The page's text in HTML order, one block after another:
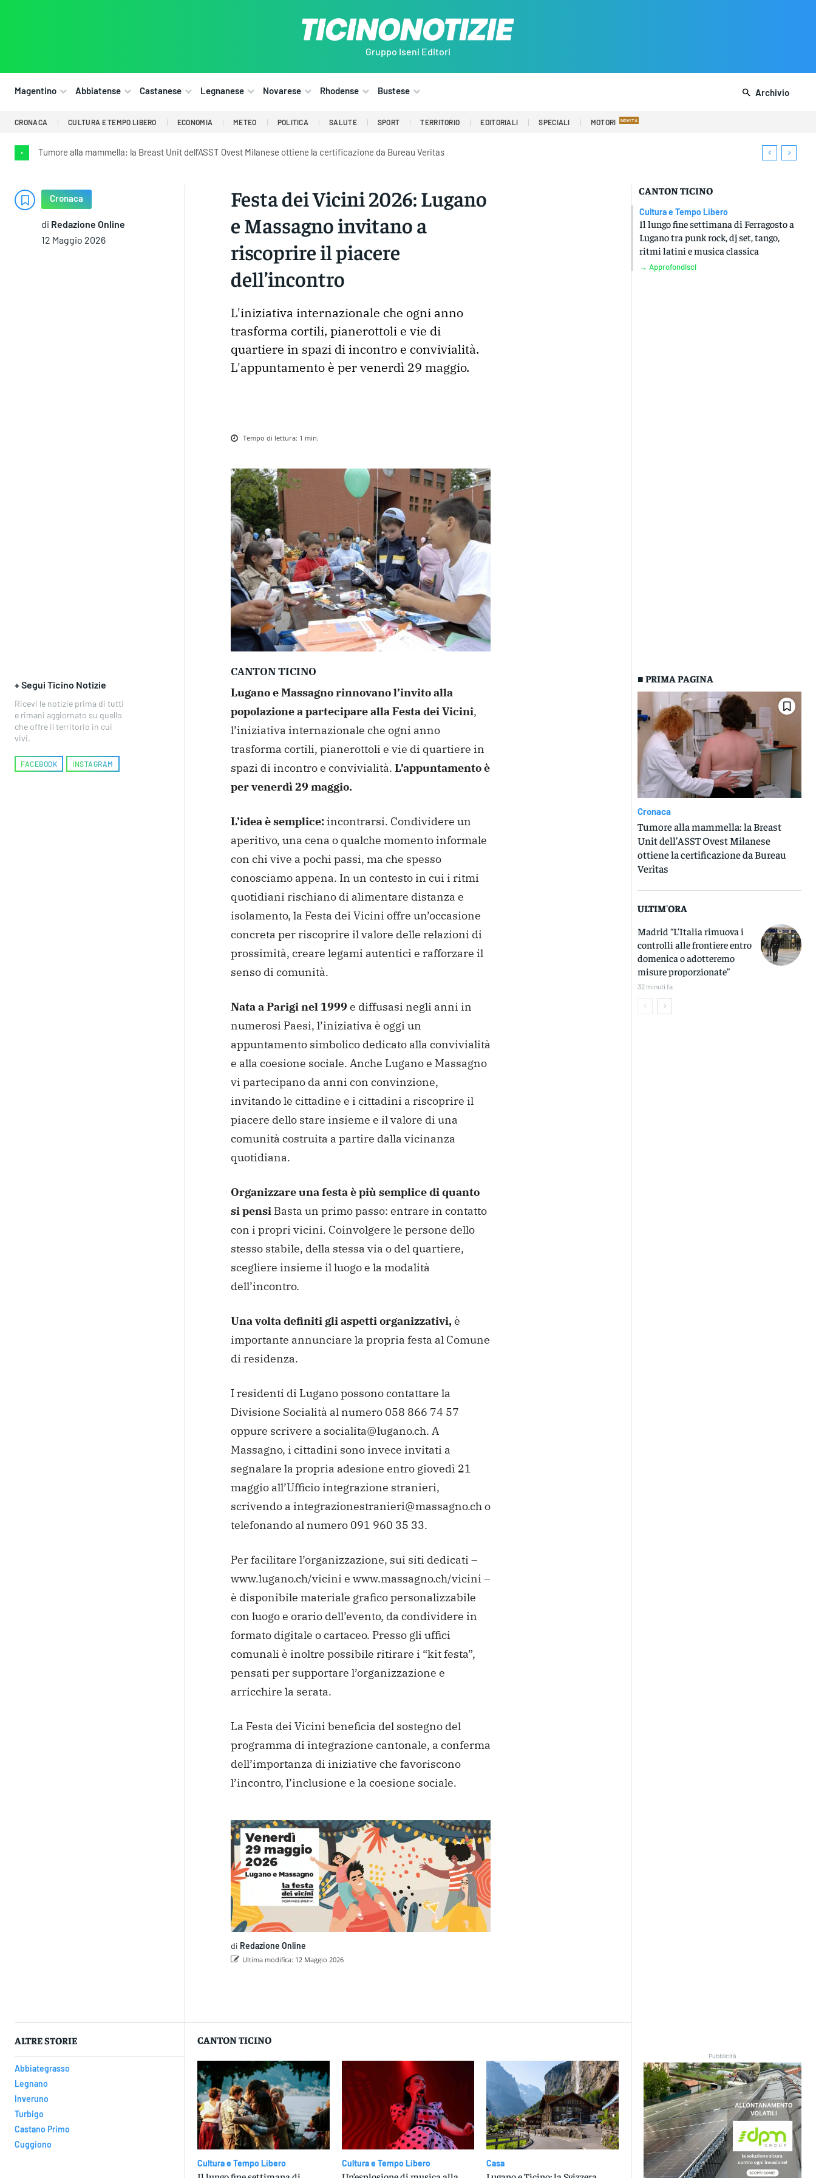
Gruppo Iseni Editori
Magentino Abbiatense Castanese Legnanese Novarese Rhodense Bustese Archivio
CRONACA CULTURA E TEMPO LIBERO ECONOMIA METEO POLITICA SALUTE SPORT TERRITORIO EDITORIALI SPECIALI MOTORI
• Tumore alla mammella: la Breast Unit dell’ASST Ovest Milanese ottiene la certificazione da Bureau Veritas
Cronaca
di Redazione Online
12 Maggio 2026
Festa dei Vicini 2026: Lugano
e Massagno invitano a
riscoprire il piacere
dell’incontro
L'iniziativa internazionale che ogni anno
trasforma cortili, pianerottoli e vie di
quartiere in spazi di incontro e convivialità.
L'appuntamento è per venerdì 29 maggio.
Tempo di lettura: 1 min.
CANTON TICINO
Cultura e Tempo Libero
Il lungo fine settimana di Ferragosto a
Lugano tra punk rock, dj set, tango,
ritmi latini e musica classica
→ Approfondisci
+ Segui Ticino Notizie
Ricevi le notizie prima di tutti
e rimani aggiornato su quello
che offre il territorio in cui
vivi.
FACEBOOK INSTAGRAM
CANTON TICINO
Lugano e Massagno rinnovano l’invito alla
popolazione a partecipare alla Festa dei Vicini,
l’iniziativa internazionale che ogni anno
trasforma cortili, pianerottoli e vie di quartiere in
spazi di incontro e convivialità. L’appuntamento è
per venerdì 29 maggio.
L’idea è semplice:incontrarsi. Condividere un
aperitivo, una cena o qualche momentoinformale
con chi vive a pochi passi, ma che spesso
conosciamo appena. In un contesto in cui i ritmi
quotidiani rischiano di alimentare distanza e
isolamento, la Festa dei Vicini offre un’occasione
concreta per riscoprire il valore delle relazioni di
prossimità, creare legami autentici e rafforzare il
senso di comunità.
Nata a Parigi nel 1999 e diffusasi negli anni in
numerosi Paesi, l’iniziativa è oggi un
appuntamento simbolico dedicato alla convivialità
e alla coesione sociale. Anche Lugano e Massagno
vi partecipano da anni con convinzione,
invitando le cittadine e i cittadini a riscoprire il
piacere dello stare insieme e il valore di una
comunità costruita a partire dalla vicinanza
quotidiana.
Organizzare una festa è più semplice di quanto
si pensiBasta un primo passo: entrare in contatto
con i propri vicini. Coinvolgere le persone dello
stesso stabile, della stessa via o del quartiere,
scegliere insieme il luogo e la modalità
dell’incontro.
Una volta definiti gli aspetti organizzativi,è
importante annunciare la propria festa al Comune
di residenza.
I residenti di Lugano possono contattare la
Divisione Socialità al numero 058 866 74 57
oppure scrivere a socialita@lugano.ch. A
Massagno, i cittadini sono invece invitati a
segnalare la propria adesione entro giovedì 21
maggio all’Ufficio integrazione stranieri,
scrivendo a integrazionestranieri@massagno.ch o
telefonando al numero 091 960 35 33.
Per facilitare l’organizzazione, sui siti dedicati –
www.lugano.ch/vicini e www.massagno.ch/vicini –
è disponibile materiale grafico personalizzabile
con luogo e orariodell’evento, da condividere in
formato digitale o cartaceo. Presso gli uffici
comunali è inoltre possibile ritirare i “kit festa”,
pensati per supportare l’organizzazione e
arricchire la serata.
La Festa dei Vicini beneficia del sostegno del
programma di integrazione cantonale, a conferma
dell’importanza di iniziative che favoriscono
l’incontro, l’inclusione e la coesione sociale.
di Redazione Online
Ultima modifica: 12 Maggio 2026
■ PRIMA PAGINA
Cronaca
Tumore alla mammella: la Breast
Unit dell’ASST Ovest Milanese
ottiene la certificazione da Bureau
Veritas
ULTIM'ORA
Madrid “L’Italia rimuova i
controlli alle frontiere entro
domenica o adotteremo
misure proporzionate”
32 minuti fa
ALTRE STORIE
Abbiategrasso
Legnano
Inveruno
Turbigo
Castano Primo
Cuggiono
CANTON TICINO
Cultura e Tempo Libero Cultura e Tempo Libero Casa
Pubblicità